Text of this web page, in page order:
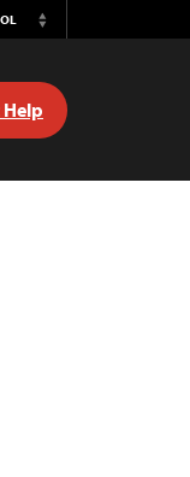
Switch
Help